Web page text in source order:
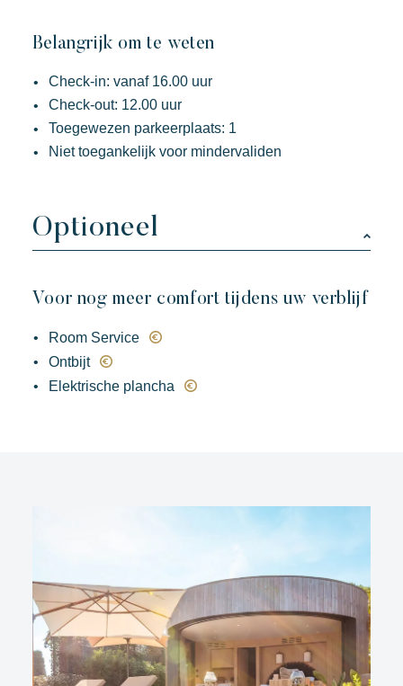
Belangrijk om te weten
Check-in: vanaf 16.00 uur
Check-out: 12.00 uur
Toegewezen parkeerplaats: 1
Niet toegankelijk voor mindervaliden
Optioneel
Voor nog meer comfort tijdens uw verblijf
Room Service
Ontbijt
Elektrische plancha